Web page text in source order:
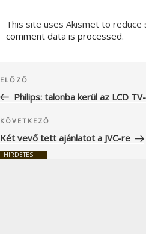
This site uses Akismet to reduce
comment data is processed.
navigáció
Korábbi
bejegyzés
ELŐZŐ
Philips: talonba kerül az LCD
Következő
bejegyzés
KÖVETKEZŐ
Két vevő tett ajánlatot a JVC-re
HIRDETÉS